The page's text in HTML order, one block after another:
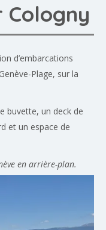
Cologny
d’embarcations
Plage, sur la
buvette, un deck de
et un espace de
en arrière-plan.